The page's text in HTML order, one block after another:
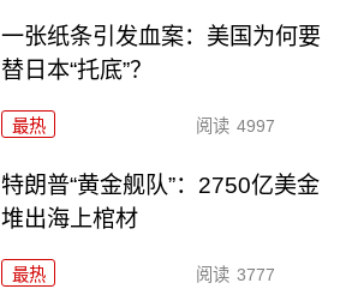
一张纸条引发血案：美国为何要
替日本“托底”？
最热 阅读 4997
特朗普“黄金舰队”：2750亿美金
堆出海上棺材
最热 阅读 3777